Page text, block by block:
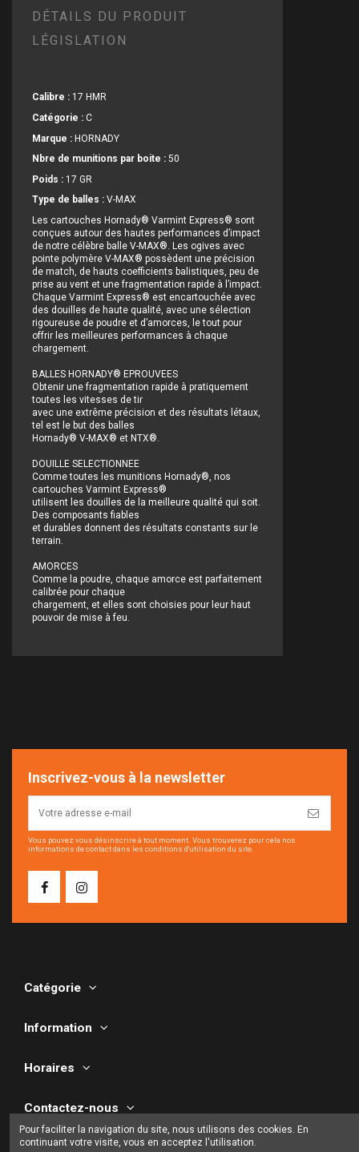
DÉTAILS DU PRODUIT
LÉGISLATION
Calibre : 17 HMR
Catégorie : C
Marque : HORNADY
Nbre de munitions par boite : 50
Poids : 17 GR
Type de balles : V-MAX
Les cartouches Hornady® Varmint Express® sont
conçues autour des hautes performances d’impact
de notre célèbre balle V-MAX®. Les ogives avec
pointe polymère V-MAX® possèdent une précision
de match, de hauts coefficients balistiques, peu de
prise au vent et une fragmentation rapide à l’impact.
Chaque Varmint Express® est encartouchée avec
des douilles de haute qualité, avec une sélection
rigoureuse de poudre et d’amorces, le tout pour
offrir les meilleures performances à chaque
chargement.
BALLES HORNADY® EPROUVEES
Obtenir une fragmentation rapide à pratiquement
toutes les vitesses de tir
avec une extrême précision et des résultats létaux,
tel est le but des balles
Hornady® V-MAX® et NTX®.
DOUILLE SELECTIONNEE
Comme toutes les munitions Hornady®, nos
cartouches Varmint Express®
utilisent les douilles de la meilleure qualité qui soit.
Des composants fiables
et durables donnent des résultats constants sur le
terrain.
AMORCES
Comme la poudre, chaque amorce est parfaitement
calibrée pour chaque
chargement, et elles sont choisies pour leur haut
pouvoir de mise à feu.
Inscrivez-vous à la newsletter
Vous pouvez vous désinscrire à tout moment. Vous trouverez pour cela nos
informations de contact dans les conditions d'utilisation du site.
Catégorie
Information
Horaires
Contactez-nous
Pour faciliter la navigation du site, nous utilisons des cookies. En
continuant votre visite, vous en acceptez l'utilisation.